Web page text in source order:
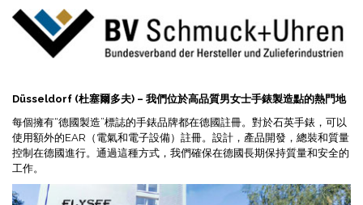
Düsseldorf (杜塞爾多夫) – 我們位於高品質男女士手錶製造點的熱門地
每個擁有“德國製造”標誌的手錶品牌都在德國註冊。對於石英手錶，可以
使用額外的EAR（電氣和電子設備）註冊。設計，產品開發，總裝和質量
控制在德國進行。通過這種方式，我們確保在德國長期保持質量和安全的
工作。